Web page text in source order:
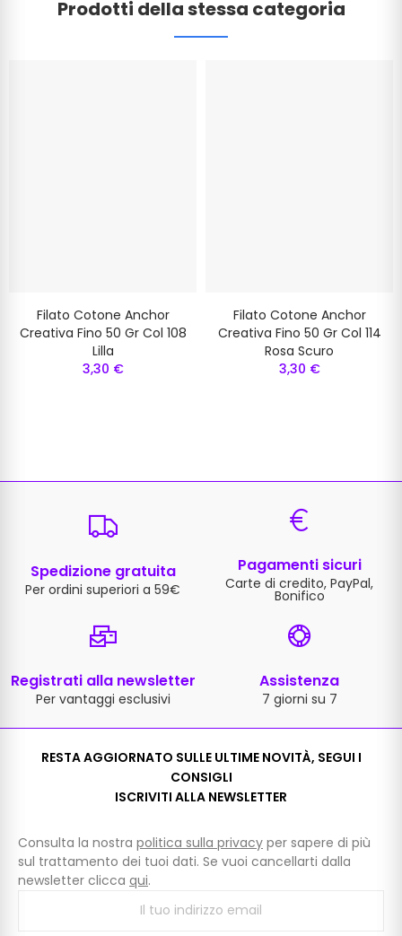
Prodotti della stessa categoria
Filato Cotone Anchor
Creativa Fino 50 Gr Col 108
Lilla
3,30 €
Filato Cotone Anchor
Creativa Fino 50 Gr Col 114
Rosa Scuro
3,30 €
Spedizione gratuita
Per ordini superiori a 59€
Pagamenti sicuri
Carte di credito, PayPal,
Bonifico
Registrati alla newsletter
Per vantaggi esclusivi
Assistenza
7 giorni su 7
RESTA AGGIORNATO SULLE ULTIME NOVITÀ, SEGUI I
CONSIGLI
ISCRIVITI ALLA NEWSLETTER
Consulta la nostra politica sulla privacy per sapere di più
sul trattamento dei tuoi dati. Se vuoi cancellarti dalla
newsletter clicca qui.